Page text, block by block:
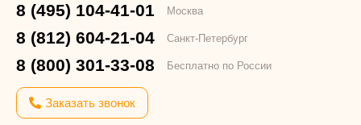
8 (495) 104-41-01 Москва
8 (812) 604-21-04 Санкт-Петербург
8 (800) 301-33-08 Бесплатно по России
Заказать звонок